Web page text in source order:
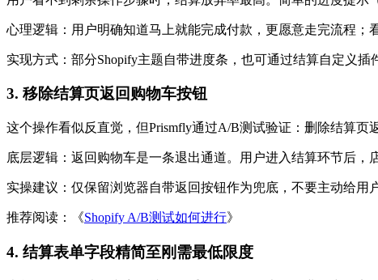
心理逻辑：用户明确知道马上就能完成付款，更愿意走完流程；
实现方式：部分Shopify主题自带进度条，也可通过结算自定义
3. 移除结算页返回购物车按钮
这个操作看似反直觉，但Prismfly通过A/B测试验证：删除结算页
底层逻辑：返回购物车是一条退出通道。用户进入结算环节后，
实操建议：仅保留浏览器自带返回按钮作为兜底，不要主动给用
推荐阅读：《Shopify A/B测试如何进行》
4. 结算表单字段精简至刚需最低限度